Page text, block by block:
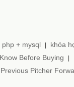
+ mysql khóa
Before Buying
Pitcher